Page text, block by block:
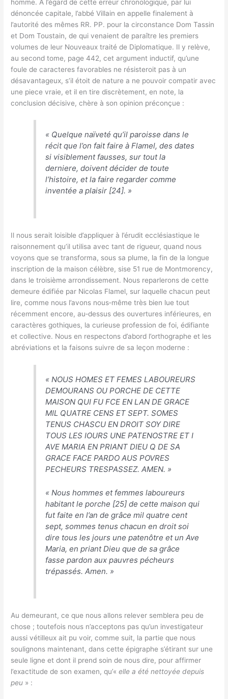
homme. A l’égard de cette erreur chronologique, par lui
dénoncée capitale, l’abbé Villain en appelle finalement à
l’autorité des mêmes RR. PP. pour la circonstance Dom Tassin
et Dom Toustain, de qui venaient de paraître les premiers
volumes de leur Nouveaux traité de Diplomatique. Il y relève,
au second tome, page 442, cet argument inductif, qu’une
foule de caracteres favorables ne résisteroit pas à un
désavantageux, s’il étoit de nature a ne pouvoir compatir avec
une piece vraie, et il en tire discrètement, en note, la
conclusion décisive, chère à son opinion préconçue :
« Quelque naïveté qu’il paroisse dans le
récit que l’on fait faire à Flamel, des dates
si visiblement fausses, sur tout la
derniere, doivent décider de toute
l’histoire, et la faire regarder comme
inventée a plaisir [24]. »
Il nous serait loisible d’appliquer à l’érudit ecclésiastique le
raisonnement qu’il utilisa avec tant de rigueur, quand nous
voyons que se transforma, sous sa plume, la fin de la longue
inscription de la maison célèbre, sise 51 rue de Montmorency,
dans le troisième arrondissement. Nous reparlerons de cette
demeure édifiée par Nicolas Flamel, sur laquelle chacun peut
lire, comme nous l’avons nous‑même très bien lue tout
récemment encore, au‑dessus des ouvertures inférieures, en
caractères gothiques, la curieuse profession de foi, édifiante
et collective. Nous en respectons d’abord l’orthographe et les
abréviations et la faisons suivre de sa leçon moderne :
« NOUS HOMES ET FEMES LABOUREURS
DEMOURANS OU PORCHE DE CETTE
MAISON QUI FU FCE EN LAN DE GRACE
MIL QUATRE CENS ET SEPT. SOMES
TENUS CHASCU EN DROIT SOY DIRE
TOUS LES IOURS UNE PATENOSTRE ET I
AVE MARIA EN PRIANT DIEU Q DE SA
GRACE FACE PARDO AUS POVRES
PECHEURS TRESPASSEZ. AMEN. »
« Nous hommes et femmes laboureurs
habitant le porche [25] de cette maison qui
fut faite en l’an de grâce mil quatre cent
sept, sommes tenus chacun en droit soi
dire tous les jours une patenôtre et un Ave
Maria, en priant Dieu que de sa grâce
fasse pardon aux pauvres pécheurs
trépassés. Amen. »
Au demeurant, ce que nous allons relever semblera peu de
chose ; toutefois nous n’acceptons pas qu’un investigateur
aussi vétilleux ait pu voir, comme suit, la partie que nous
soulignons maintenant, dans cette épigraphe s’étirant sur une
seule ligne et dont il prend soin de nous dire, pour affirmer
l’exactitude de son examen, qu’«elle a été nettoyée depuis
peu » :